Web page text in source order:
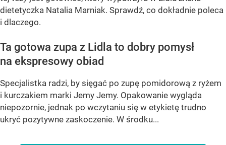
dietetyczka Natalia Marniak. Sprawdź, co dokładnie poleca
i dlaczego.
Ta gotowa zupa z Lidla to dobry pomysł
na ekspresowy obiad
Specjalistka radzi, by sięgać po zupę pomidorową z ryżem
i kurczakiem marki Jemy Jemy. Opakowanie wygląda
niepozornie, jednak po wczytaniu się w etykietę trudno
ukryć pozytywne zaskoczenie. W środku...